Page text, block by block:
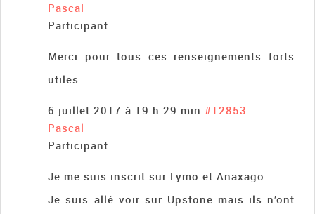
Pascal
Participant
Merci pour tous ces renseignements forts
utiles
6 juillet 2017 à 19 h 29 min #12853
Pascal
Participant
Je me suis inscrit sur Lymo et Anaxago.
Je suis allé voir sur Upstone mais ils n’ont